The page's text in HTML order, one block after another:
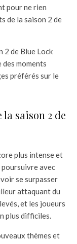
pour ne rien
de la saison 2 de
2 de Blue Lock
moments
préférés sur le
saison 2 de
plus intense et
poursuivre avec
se surpasser
attaquant du
et les joueurs
plus difficiles.
thèmes et